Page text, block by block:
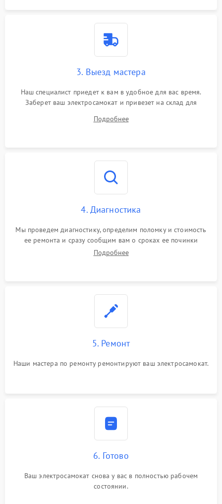
3. Выезд мастера
Наш специалист приедет к вам в удобное для вас время.
Заберет ваш электросамокат и привезет на склад для
Подробнее
4. Диагностика
Мы проведем диагностику, определим поломку и стоимость
ее ремонта и сразу сообщим вам о сроках ее починки
Подробнее
5. Ремонт
Наши мастера по ремонту ремонтируют ваш электросамокат.
6. Готово
Ваш электросамокат снова у вас в полностью рабочем
состоянии.